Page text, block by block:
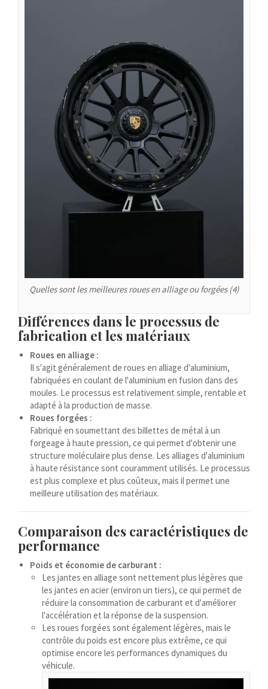
Quelles sont les meilleures roues en alliage ou forgées (4)
Différences dans le processus de
fabrication et les matériaux
Roues en alliage :
Il s'agit généralement de roues en alliage d'aluminium,
fabriquées en coulant de l'aluminium en fusion dans des
moules. Le processus est relativement simple, rentable et
adapté à la production de masse.
Roues forgées :
Fabriqué en soumettant des billettes de métal à un
forgeage à haute pression, ce qui permet d'obtenir une
structure moléculaire plus dense. Les alliages d'aluminium
à haute résistance sont couramment utilisés. Le processus
est plus complexe et plus coûteux, mais il permet une
meilleure utilisation des matériaux.
Comparaison des caractéristiques de
performance
Poids et économie de carburant :
Les jantes en alliage sont nettement plus légères que
les jantes en acier (environ un tiers), ce qui permet de
réduire la consommation de carburant et d'améliorer
l'accélération et la réponse de la suspension.
Les roues forgées sont également légères, mais le
contrôle du poids est encore plus extrême, ce qui
optimise encore les performances dynamiques du
véhicule.
English (South Africa)
English (Canada)
English (Australia)
English (UK)
English (New Zealand)
Deutsch (Schweiz, Du)
Deutsch (Österreich)
Español de Chile
Español de Argentina
Español de Perú
Español de México
Français du Canada
Português do Brasil
O‘zbekcha
Қазақ тілі
Українська
Bosanski
Cymraeg
Tiếng Việt
ئۇيغۇرچە
Reo Tahiti
Татар теле
Türkçe
Tagalog